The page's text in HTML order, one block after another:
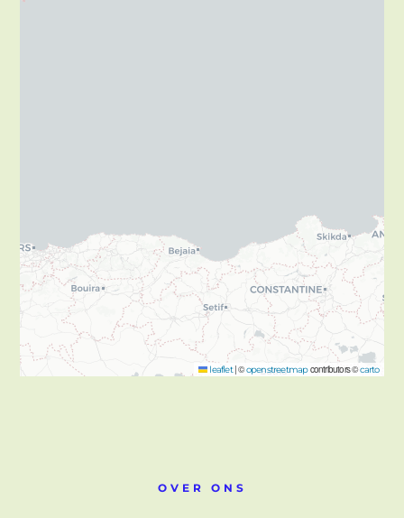
leaflet |©openstreetmapcontributors ©carto
OVER ONS